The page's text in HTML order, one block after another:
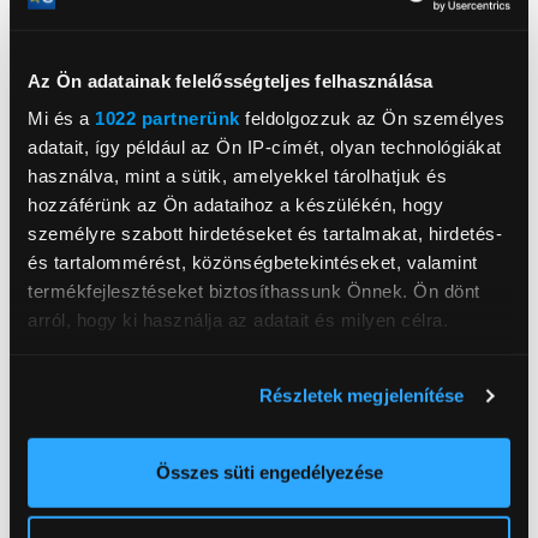
Az Ön adatainak felelősségteljes felhasználása
Mi és a 1022 partnerünk feldolgozzuk az Ön személyes
adatait, így például az Ön IP-címét, olyan technológiákat
használva, mint a sütik, amelyekkel tárolhatjuk és
hozzáférünk az Ön adataihoz a készülékén, hogy
személyre szabott hirdetéseket és tartalmakat, hirdetés-
és tartalommérést, közönségbetekintéseket, valamint
termékfejlesztéseket biztosíthassunk Önnek. Ön dönt
arról, hogy ki használja az adatait és milyen célra.
elhelyezkedéséről pár méteres pontossággal
Az Ön készülékén beazonosítása annak konkrét
Részletek megjelenítése
Összes süti engedélyezése
DualSIM
Okostelefon, Fekete
91 990 Ft
4/128GB Okostelefon,
szürke
64 990 Ft
Gigaset E290 DECT
-1 400 Ft
HMD 130 Music